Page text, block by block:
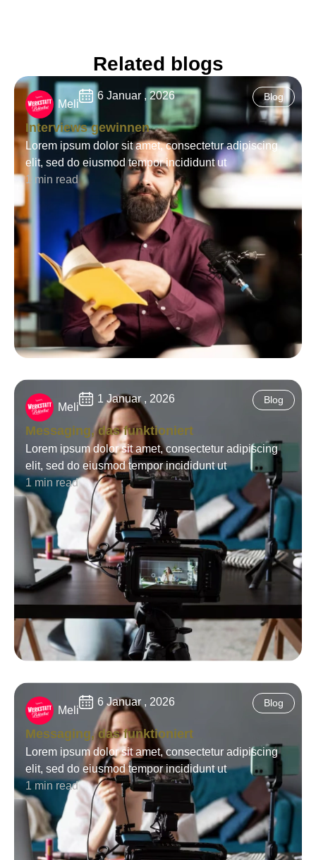
Related blogs
Meli
6 Januar , 2026
Interviews gewinnen
Lorem ipsum dolor sit amet, consectetur adipiscing
elit, sed do eiusmod tempor incididunt ut
1 min read
Blog
Meli
1 Januar , 2026
Messaging, das funktioniert
Lorem ipsum dolor sit amet, consectetur adipiscing
elit, sed do eiusmod tempor incididunt ut
1 min read
Blog
Meli
6 Januar , 2026
Messaging, das funktioniert
Lorem ipsum dolor sit amet, consectetur adipiscing
elit, sed do eiusmod tempor incididunt ut
1 min read
Blog